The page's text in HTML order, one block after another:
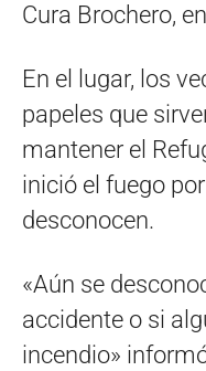
Cura Brochero,
En el lugar, los
papeles que
mantener el
inició el fuego
desconocen.
«Aún se
accidente o si
incendio»